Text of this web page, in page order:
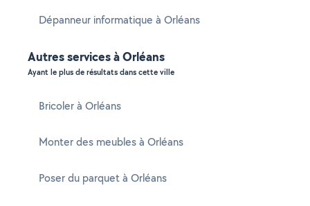
Dépanneur informatique à Orléans
Autres services à Orléans
Ayant le plus de résultats dans cette ville
Bricoler à Orléans
Monter des meubles à Orléans
Poser du parquet à Orléans